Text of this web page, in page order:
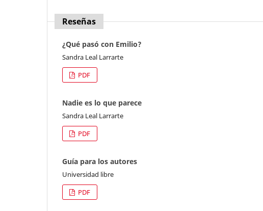
Reseñas
¿Qué pasó con Emilio?
Sandra Leal Larrarte
PDF
Nadie es lo que parece
Sandra Leal Larrarte
PDF
Guía para los autores
Universidad libre
PDF